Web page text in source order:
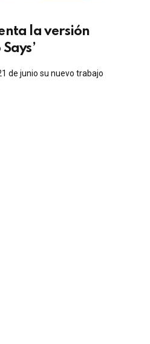
la versión
de junio su nuevo trabajo